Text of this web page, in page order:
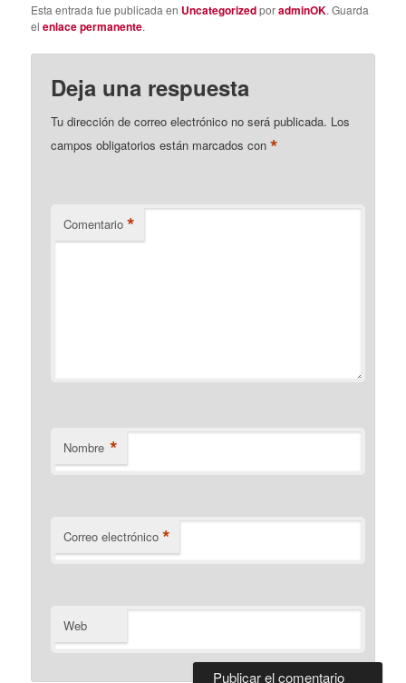
Esta entrada fue publicada en UncategorizedporadminOK. Guarda
elenlace permanente.
Deja una respuesta
Tu dirección de correo electrónico no será publicada. Los
campos obligatorios están marcados con*
Comentario *
Nombre *
Correo electrónico *
Web